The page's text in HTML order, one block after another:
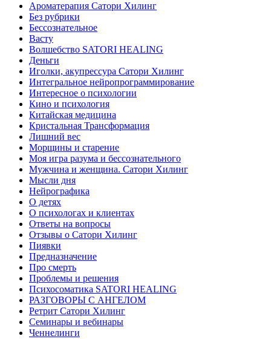
Ароматерапия Сатори Хилинг
Без рубрики
Бессознательное
Васту
Волшебство SATORI HEALING
Деньги
Иголки, акупрессура Сатори Хилинг
Интегральное нейропрограммирование
Интересное о психологии
Кино и психология
Китайская медицина
Кристальная Трансформация
Лишний вес
Морщины и старение
Моя игра разума и бессознательного
Мужчина и женщина. Сатори Хилинг
Мысли дня
Нейрографика
О детях
О психологах и клиентах
Ответы на вопросы
Отзывы о Сатори Хилинг
Пиявки
Предназначение
Про смерть
Проблемы и решения
Психосоматика SATORI HEALING
РАЗГОВОРЫ С АНГЕЛОМ
Ретрит Сатори Хилинг
Семинары и вебинары
Ченнелинги